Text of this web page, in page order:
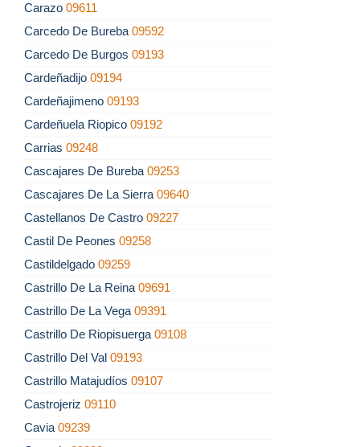
Carazo 09611
Carcedo De Bureba 09592
Carcedo De Burgos 09193
Cardeñadijo 09194
Cardeñajimeno 09193
Cardeñuela Riopico 09192
Carrias 09248
Cascajares De Bureba 09253
Cascajares De La Sierra 09640
Castellanos De Castro 09227
Castil De Peones 09258
Castildelgado 09259
Castrillo De La Reina 09691
Castrillo De La Vega 09391
Castrillo De Riopisuerga 09108
Castrillo Del Val 09193
Castrillo Matajudíos 09107
Castrojeriz 09110
Cavia 09239